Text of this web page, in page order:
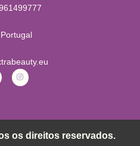
os direitos reservados.